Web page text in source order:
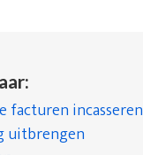
facturen incasseren
uitbrengen